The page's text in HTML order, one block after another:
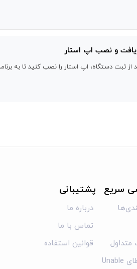
و نصب اپ استار
از ثبت دستگاه، اپ استار را نصب کنید تا به
سریع
متداول
رفع خطای Unable
پشتیبانی
درباره ما
تماس با ما
قوانین استفاده